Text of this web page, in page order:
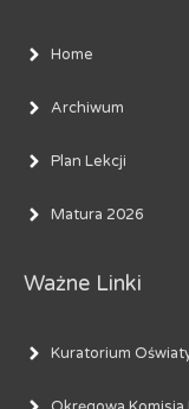
Home
Archiwum
Plan Lekcji
Matura 2026
Ważne Linki
Kuratorium